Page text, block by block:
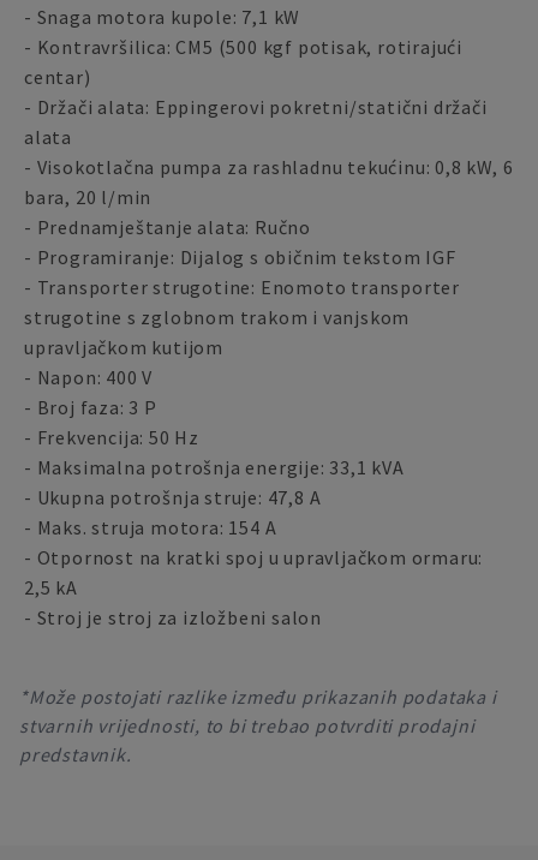
- Snaga motora kupole: 7,1 kW
- Kontravršilica: CM5 (500 kgf potisak, rotirajući
centar)
- Držači alata: Eppingerovi pokretni/statični držači
alata
- Visokotlačna pumpa za rashladnu tekućinu: 0,8 kW, 6
bara, 20 l/min
- Prednamještanje alata: Ručno
- Programiranje: Dijalog s običnim tekstom IGF
- Transporter strugotine: Enomoto transporter
strugotine s zglobnom trakom i vanjskom
upravljačkom kutijom
- Napon: 400 V
- Broj faza: 3 P
- Frekvencija: 50 Hz
- Maksimalna potrošnja energije: 33,1 kVA
- Ukupna potrošnja struje: 47,8 A
- Maks. struja motora: 154 A
- Otpornost na kratki spoj u upravljačkom ormaru:
2,5 kA
- Stroj je stroj za izložbeni salon
*Može postojati razlike između prikazanih podataka i
stvarnih vrijednosti, to bi trebao potvrditi prodajni
predstavnik.